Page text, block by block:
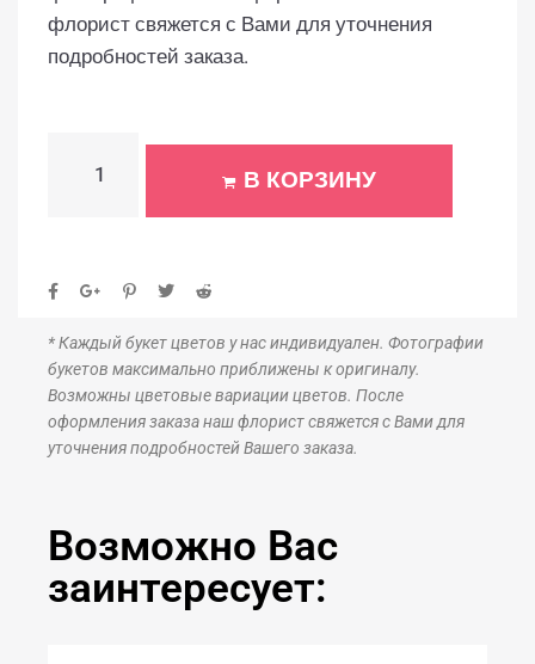
флорист свяжется с Вами для уточнения
подробностей заказа.
В КОРЗИНУ
* Каждый букет цветов у нас индивидуален. Фотографии
букетов максимально приближены к оригиналу.
Возможны цветовые вариации цветов. После
оформления заказа наш флорист свяжется с Вами для
уточнения подробностей Вашего заказа.
Возможно Вас
заинтересует: